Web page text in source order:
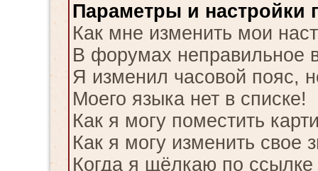
Параметры и настройки
Как мне изменить мои
В форумах неправильное
Я изменил часовой пояс,
Моего языка нет в списке!
Как я могу поместить
Как я могу изменить свое
Когда я щёлкаю по